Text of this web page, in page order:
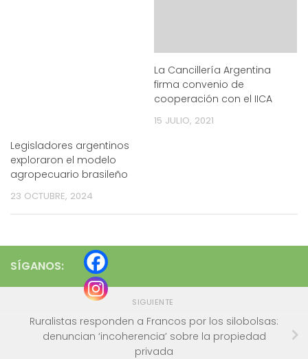
Legisladores argentinos
exploraron el modelo
agropecuario brasileño
23 OCTUBRE, 2024
La Cancillería Argentina
firma convenio de
cooperación con el IICA
15 JULIO, 2021
SÍGANOS:
SIGUIENTE
Ruralistas responden a Francos por los silobolsas:
denuncian ‘incoherencia’ sobre la propiedad
privada